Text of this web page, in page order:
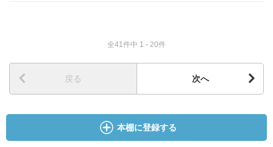
全41件中 1 - 20件
戻る 次へ
本棚に登録する